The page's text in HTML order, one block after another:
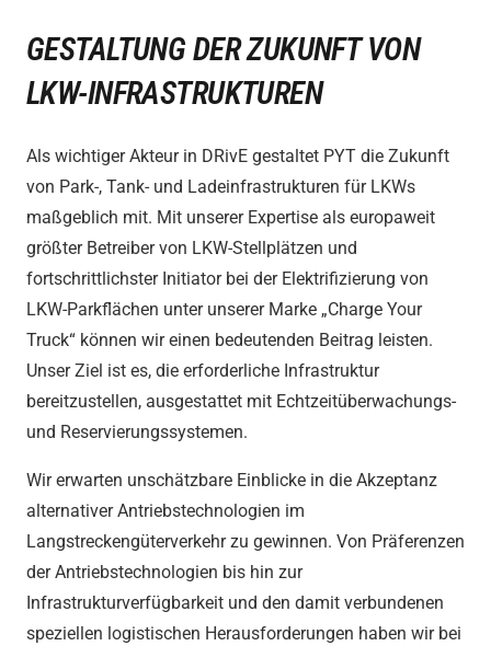
GESTALTUNG DER ZUKUNFT VON
LKW-INFRASTRUKTUREN
Als wichtiger Akteur in DRivE gestaltet PYT die Zukunft
von Park-, Tank- und Ladeinfrastrukturen für LKWs
maßgeblich mit. Mit unserer Expertise als europaweit
größter Betreiber von LKW-Stellplätzen und
fortschrittlichster Initiator bei der Elektrifizierung von
LKW-Parkflächen unter unserer Marke „Charge Your
Truck“ können wir einen bedeutenden Beitrag leisten.
Unser Ziel ist es, die erforderliche Infrastruktur
bereitzustellen, ausgestattet mit Echtzeitüberwachungs-
und Reservierungssystemen.
Wir erwarten unschätzbare Einblicke in die Akzeptanz
alternativer Antriebstechnologien im
Langstreckengüterverkehr zu gewinnen. Von Präferenzen
der Antriebstechnologien bis hin zur
Infrastrukturverfügbarkeit und den damit verbundenen
speziellen logistischen Herausforderungen haben wir bei